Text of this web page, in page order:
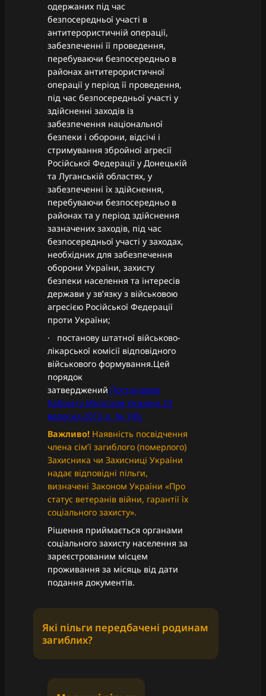
одержаних під час
безпосередньої участі в
антитерористичній операції,
забезпеченні її проведення,
перебуваючи безпосередньо в
районах антитерористичної
операції у період її проведення,
під час безпосередньої участі у
здійсненні заходів із
забезпечення національної
безпеки і оборони, відсічі і
стримування збройної агресії
Російської Федерації у Донецькій
та Луганській областях, у
забезпеченні їх здійснення,
перебуваючи безпосередньо в
районах та у період здійснення
зазначених заходів, під час
безпосередньої участі у заходах,
необхідних для забезпечення
оборони України, захисту
безпеки населення та інтересів
держави у зв’язку з військовою
агресією Російської Федерації
проти України;
· постанову штатної військово-
лікарської комісії відповідного
військового формування.Цей
порядок
затверджений Постановою
Кабінету Міністрів України 23
вересня 2015 р. № 740.
Важливо! Наявність посвідчення
члена сім’ї загиблого (померлого)
Захисника чи Захисниці України
надає відповідні пільги,
визначені Законом України «Про
статус ветеранів війни, гарантії їх
соціального захисту».
Рішення приймається органами
соціального захисту населення за
зареєстрованим місцем
проживання за місяць від дати
подання документів.
Які пільги передбачені родинам
загиблих?